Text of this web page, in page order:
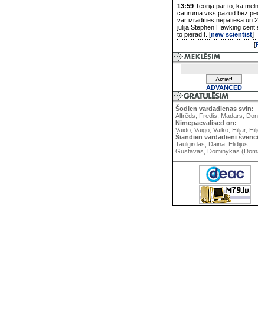
13:59 Teorija par to, ka
caurumā viss pazūd bez
var izrādīties nepatiesa un
jūlijā Stephen Hawking
to pierādīt. [new scientist]
[
ADVANCED
Šodien vardadienas svin:
Alfrēds, Fredis, Madars,
Nimepaevalised on:
Vaido, Vaigo, Vaiko, Hiljar,
Šiandien vardadieni
Taulgirdas, Daina, Elidijus,
Gustavas, Dominykas